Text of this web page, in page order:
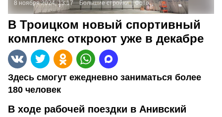
8 ноября 2024, 13:17 Большие стройки Фото:
В Троицком новый спортивный
комплекс откроют уже в декабре
Здесь смогут ежедневно заниматься более
180 человек
В ходе рабочей поездки в Анивский